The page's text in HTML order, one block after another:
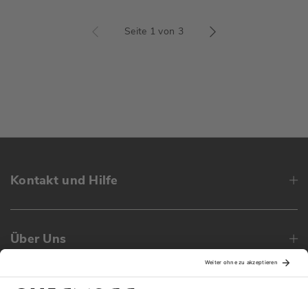
Seite 1 von 3
Kontakt und Hilfe
Über Uns